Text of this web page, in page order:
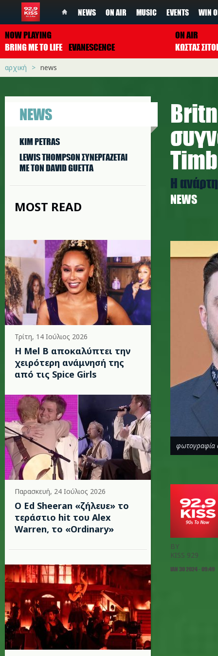
NEWS ON AIR MUSIC EVENTS WIN
NOW PLAYING
BRING ME TO LIFE EVANESCENCE
ON AIR
ΚΩΣΤΑΣ
αρχική news
NEWS
KIM PETRAS
LEWIS THOMPSON ΣΥΝΕΡΓAΖΕΤΑΙ
ΜΕ ΤΟΝ DAVID GUETTA
MOST READ
Τρίτη, 14 Ιούλιος 2026
Η Mel B αποκαλύπτει την
χειρότερη ανάμνησή της
από τις Spice Girls
Παρασκευή, 24 Ιούλιος 2026
Ο Ed Sheeran «ζήλευε» το
τεράστιο hit του Alex
Warren, το «Ordinary»
Η
NEWS
b.jpg
φωτογραφία
BY
KISS 929
ΙΑΝ 30 2024 - 09:49